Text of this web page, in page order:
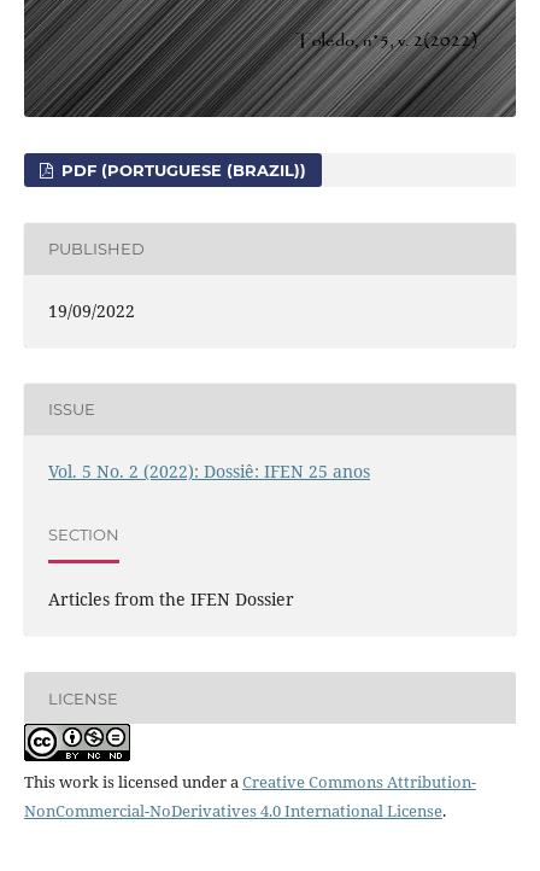
PDF (PORTUGUESE (BRAZIL))
PUBLISHED
19/09/2022
ISSUE
Vol. 5 No. 2 (2022): Dossiê: IFEN 25 anos
SECTION
Articles from the IFEN Dossier
LICENSE
This work is licensed under aCreative Commons Attribution-
NonCommercial-NoDerivatives 4.0 International License.